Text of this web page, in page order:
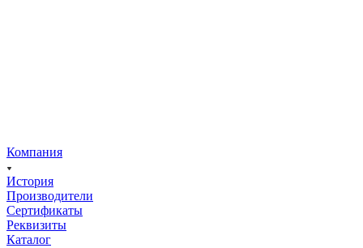
Компания
История
Производители
Сертификаты
Реквизиты
Каталог